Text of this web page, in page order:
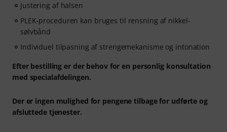
Justering af halsen
PLEK-proceduren kan bruges til rensning af nikkel-
sølvbånd
Individuel tilpasning af strengemekanisme og intonation
Efter bestilling er der behov for en personlig konsultation
med specialafdelingen.
Der er ingen mulighed for pengene tilbage for udførte og
afsluttede tjenester.